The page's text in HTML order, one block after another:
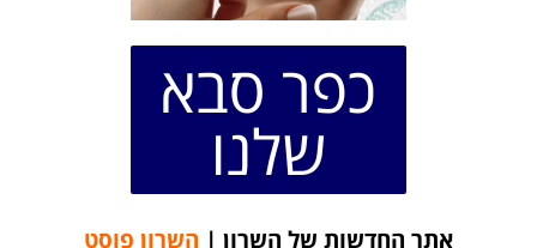
כפר סבא
שלנו
אתר החדשות של השרון | השרון פוסט